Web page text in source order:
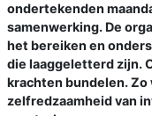
ondertekenden
samenwerking. De
het bereiken en
die laaggeletterd zijn.
krachten bundelen. Zo
zelfredzaamheid van